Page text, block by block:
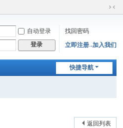
切
窄
自动登录
找回密码
登录 立即注册→加入我们
快捷导航
返回列表